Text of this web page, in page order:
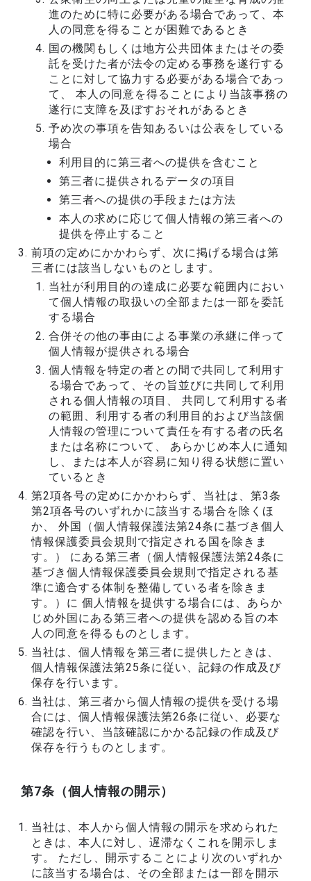
進のために特に必要がある場合であって、本
人の同意を得ることが困難であるとき
国の機関もしくは地方公共団体またはその委
託を受けた者が法令の定める事務を遂行する
ことに対して協力する必要がある場合であっ
て、 本人の同意を得ることにより当該事務の
遂行に支障を及ぼすおそれがあるとき
予め次の事項を告知あるいは公表をしている
場合
利用目的に第三者への提供を含むこと
第三者に提供されるデータの項目
第三者への提供の手段または方法
本人の求めに応じて個人情報の第三者への
提供を停止すること
前項の定めにかかわらず、次に掲げる場合は第
三者には該当しないものとします。
当社が利用目的の達成に必要な範囲内におい
て個人情報の取扱いの全部または一部を委託
する場合
合併その他の事由による事業の承継に伴って
個人情報が提供される場合
個人情報を特定の者との間で共同して利用す
る場合であって、その旨並びに共同して利用
される個人情報の項目、 共同して利用する者
の範囲、利用する者の利用目的および当該個
人情報の管理について責任を有する者の氏名
または名称について、 あらかじめ本人に通知
し、または本人が容易に知り得る状態に置い
ているとき
第2項各号の定めにかかわらず、当社は、第3条
第2項各号のいずれかに該当する場合を除くほ
か、 外国（個人情報保護法第24条に基づき個人
情報保護委員会規則で指定される国を除きま
す。） にある第三者（個人情報保護法第24条に
基づき個人情報保護委員会規則で指定される基
準に適合する体制を整備している者を除きま
す。）に 個人情報を提供する場合には、あらか
じめ外国にある第三者への提供を認める旨の本
人の同意を得るものとします。
当社は、個人情報を第三者に提供したときは、
個人情報保護法第25条に従い、記録の作成及び
保存を行います。
当社は、第三者から個人情報の提供を受ける場
合には、個人情報保護法第26条に従い、必要な
確認を行い、当該確認にかかる記録の作成及び
保存を行うものとします。
第7条（個人情報の開示）
当社は、本人から個人情報の開示を求められた
ときは、本人に対し、遅滞なくこれを開示しま
す。 ただし、開示することにより次のいずれか
に該当する場合は、その全部または一部を開示